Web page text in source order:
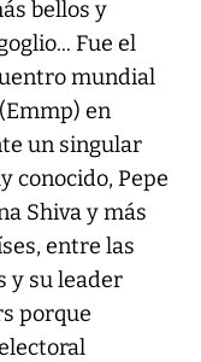
bellos y
Fue el
mundial
en
un singular
conocido, Pepe
Shiva y más
entre las
y su leader
porque